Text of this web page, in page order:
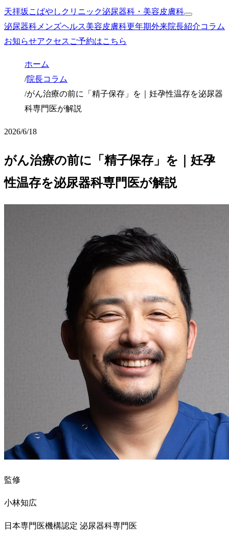
天拝坂こばやしクリニック泌尿器科・美容皮膚科
泌尿器科 メンズヘルス美容皮膚科更年期外来院長紹介コラム
お知らせアクセス ご予約はこちら
ホーム
/院長コラム
/がん治療の前に「精子保存」を｜妊孕性温存を泌尿器
科専門医が解説
2026/6/18
がん治療の前に「精子保存」を｜妊孕
性温存を泌尿器科専門医が解説
監修
小林知広
日本専門医機構認定 泌尿器科専門医